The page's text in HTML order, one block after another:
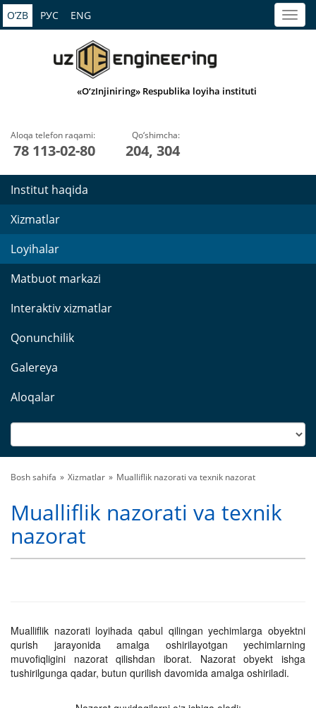
O’ZB РУС ENG
«O‘zInjiniring» Respublika loyiha instituti
Aloqa telefon raqami:
78 113-02-80
Qo‘shimcha:
204, 304
Institut haqida
Xizmatlar
Loyihalar
Matbuot markazi
Interaktiv xizmatlar
Qonunchilik
Galereya
Aloqalar
Bosh sahifa Xizmatlar Mualliflik nazorati va texnik nazorat
Mualliflik nazorati va texnik
nazorat
Mualliflik nazorati loyihada qabul qilingan yechimlarga obyektni
qurish jarayonida amalga oshirilayotgan yechimlarning
muvofiqligini nazorat qilishdan iborat. Nazorat obyekt ishga
tushirilgunga qadar, butun qurilish davomida amalga oshiriladi.